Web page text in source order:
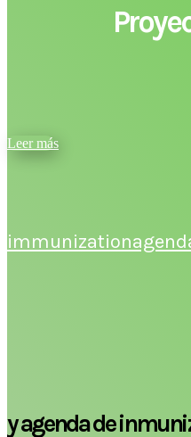
Leer más
y agenda de